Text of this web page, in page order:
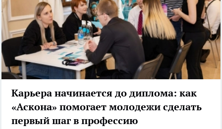
Карьера начинается до диплома: как
«Аскона» помогает молодежи сделать
первый шаг в профессию